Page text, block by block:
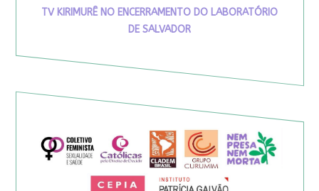
TV KIRIMURÊ NO ENCERRAMENTO DO LABORATÓRIO
DE SALVADOR